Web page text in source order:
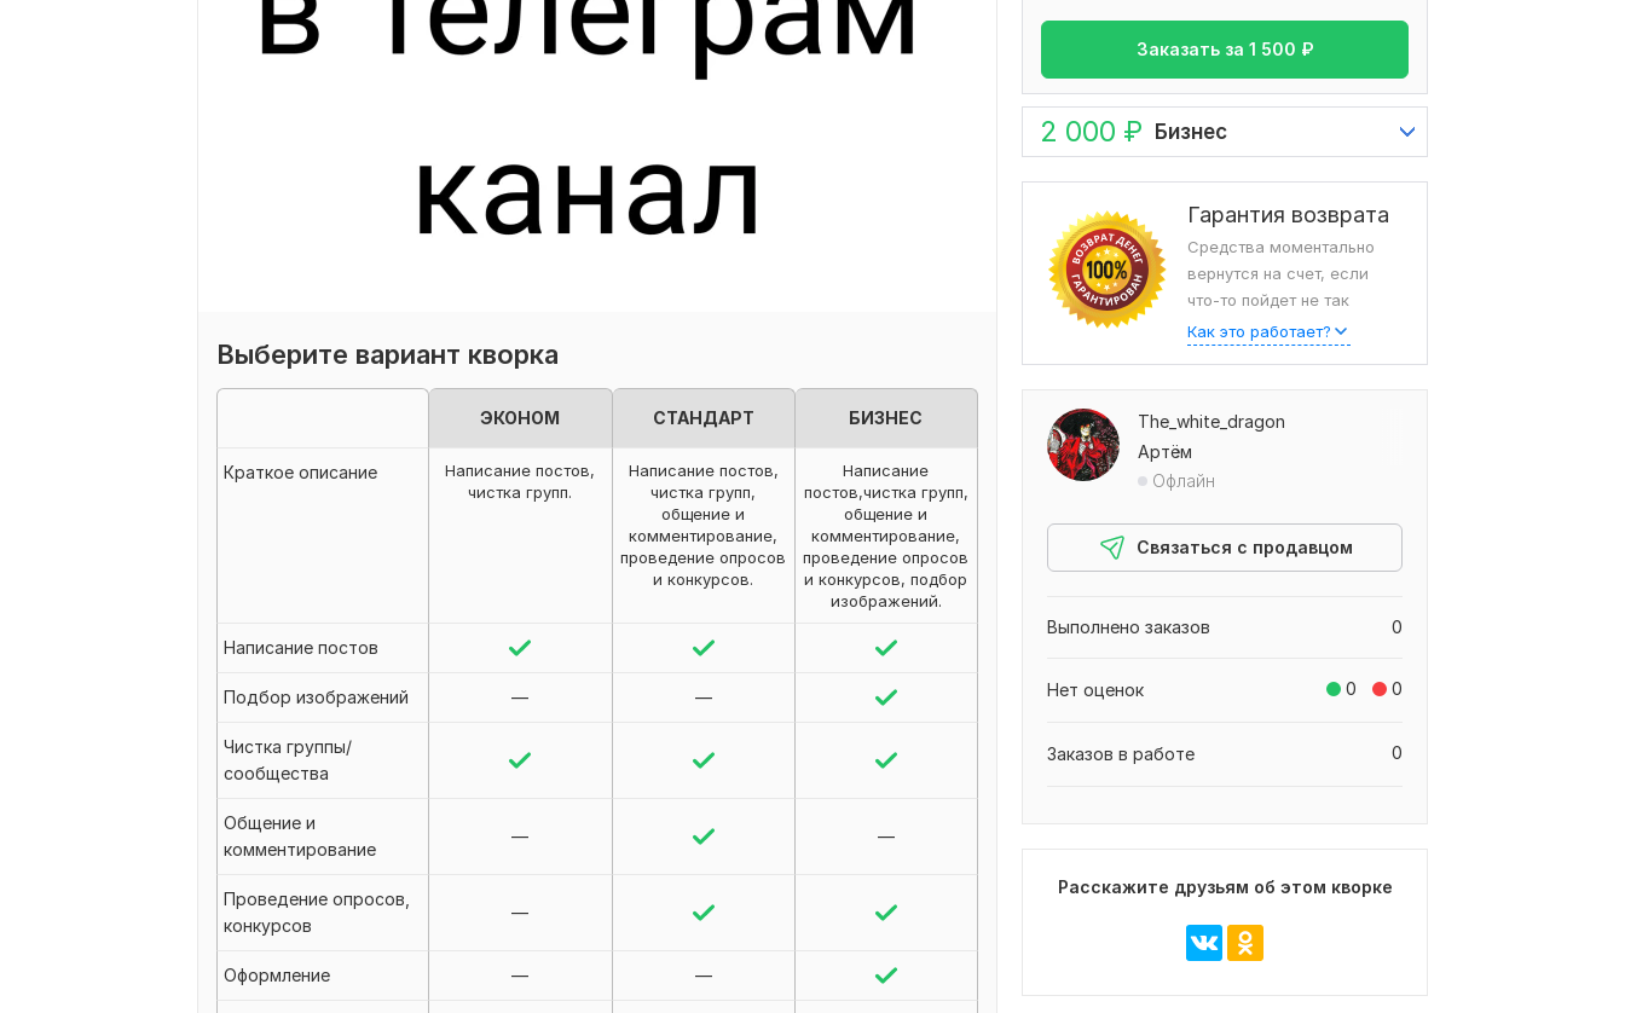
Выберите вариант кворка
ЭКОНОМ СТАНДАРТ БИЗНЕС
Краткое описание
Написание постов,
чистка групп.
Написание постов,
чистка групп,
общение и
комментирование,
проведение опросов
и конкурсов.
Написание
постов,чистка групп,
общение и
комментирование,
проведение опросов
и конкурсов, подбор
изображений.
Написание постов
Подбор изображений — —
Чистка группы/
сообщества
Общение и
комментирование
— —
Проведение опросов,
конкурсов
—
Оформление — —
Заказать за 1 500 ₽
2 000 ₽ Бизнес
Гарантия возврата
Средства моментально
вернутся на счет, если
что-то пойдет не так
Как это работает?
The_white_dragon
Артём
Офлайн
Связаться с продавцом
0
Выполнено заказов
0 0
Нет оценок
0
Заказов в работе
Расскажите друзьям об этом кворке